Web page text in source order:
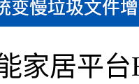
居平台